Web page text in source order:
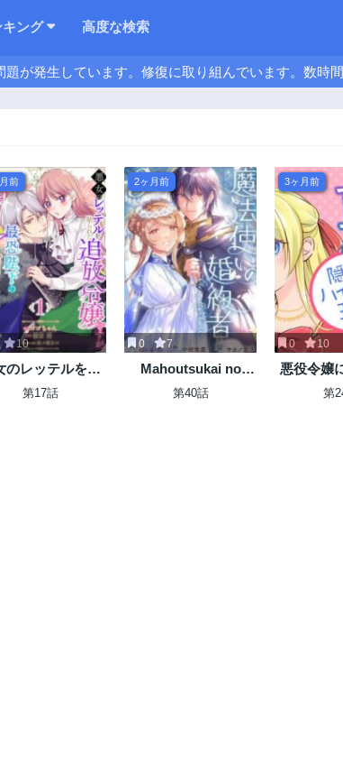
ング 高度な検索
が発生しています。修復に取り組んでいます。数時
前
10
のレッテルを貼
た追放令嬢です
第17話
2ヶ月前
0 7
Mahoutsukai no
Konyakusha
第40話
3ヶ月前
0 10
悪役令嬢
ので、隠
第